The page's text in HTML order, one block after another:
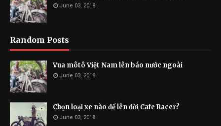
June 03, 2018
Random Posts
Vua môtô Việt Nam lên báo nước ngoài
June 03, 2018
Chọn loại xe nào để lên đời Cafe Racer?
June 03, 2018